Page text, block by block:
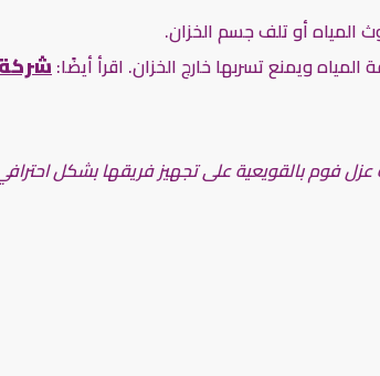
المياه أو تلف جسم الخزان.
ويمنع تسربها خارج الخزان. اقرأ أيضًا:
فوم بالقويعية على تجهيز فريقها بشكل